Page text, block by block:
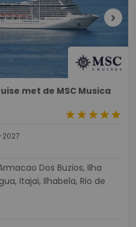
chevron_right
met de MSC Musica
starstarstarstarstar
Itajai, Ilhabela, Rio de